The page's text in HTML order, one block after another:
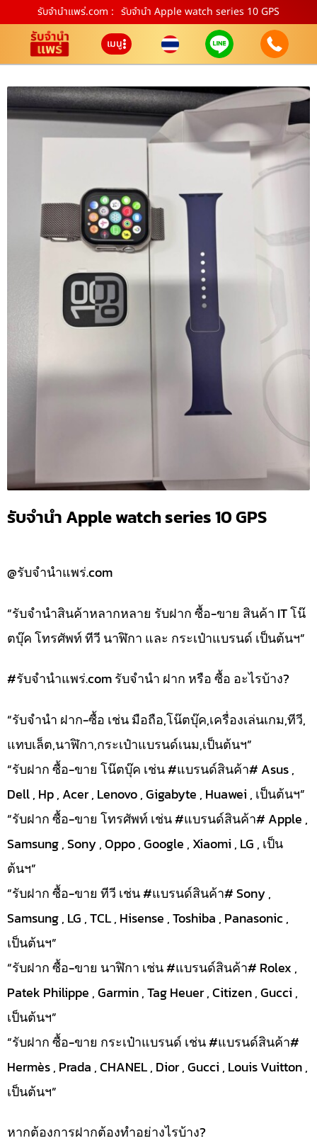
รับจํานําแพร่.com : รับจำนำ Apple watch series 10 GPS
เมนู
รับจำนำ Apple watch series 10 GPS
@รับจำนำแพร่.com
“รับจำนำสินค้าหลากหลาย รับฝาก ซื้อ-ขาย สินค้า IT โน๊
ตบุ๊ค โทรศัพท์ ทีวี นาฬิกา และ กระเป๋าแบรนด์ เป็นต้นฯ”
#รับจํานําแพร่.com รับจำนำ ฝาก หรือ ซื้อ อะไรบ้าง?
“รับจำนำ ฝาก-ซื้อ เช่น มือถือ,โน๊ตบุ๊ค,เครื่องเล่นเกม,ทีวี,
แทบเล็ต,นาฬิกา,กระเป๋าแบรนด์เนม,เป็นต้นฯ”
“รับฝาก ซื้อ-ขาย โน๊ตบุ๊ค เช่น #แบรนด์สินค้า# Asus ,
Dell , Hp , Acer , Lenovo , Gigabyte , Huawei , เป็นต้นฯ”
“รับฝาก ซื้อ-ขาย โทรศัพท์ เช่น #แบรนด์สินค้า# Apple ,
Samsung , Sony , Oppo , Google , Xiaomi , LG , เป็น
ต้นฯ”
“รับฝาก ซื้อ-ขาย ทีวี เช่น #แบรนด์สินค้า# Sony ,
Samsung , LG , TCL , Hisense , Toshiba , Panasonic ,
เป็นต้นฯ”
“รับฝาก ซื้อ-ขาย นาฬิกา เช่น #แบรนด์สินค้า# Rolex ,
Patek Philippe , Garmin , Tag Heuer , Citizen , Gucci ,
เป็นต้นฯ”
“รับฝาก ซื้อ-ขาย กระเป๋าแบรนด์ เช่น #แบรนด์สินค้า#
Hermès , Prada , CHANEL , Dior , Gucci , Louis Vuitton ,
เป็นต้นฯ”
หากต้องการฝากต้องทำอย่างไรบ้าง?